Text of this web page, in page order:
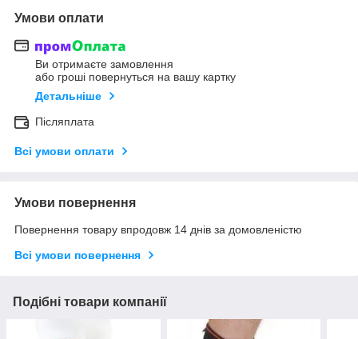
Умови оплати
Ви отримаєте замовлення
або гроші повернуться на вашу картку
Детальніше
Післяплата
Всі умови оплати
Умови повернення
Повернення товару впродовж 14 днів за домовленістю
Всі умови повернення
Подібні товари компанії